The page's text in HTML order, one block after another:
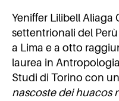
Yeniffer Lilibell Aliaga
settentrionali del
a Lima e a otto
laurea in
Studi di Torino con
nascoste dei huacos